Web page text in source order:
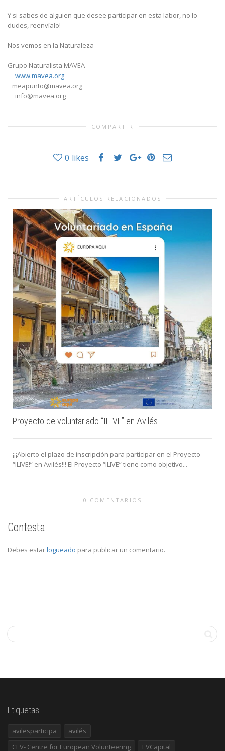
Y si sabes de alguien que desee participar en esta labor, no lo
dudes, reenvíalo!
Nos vemos en la Naturaleza
—
Grupo Naturalista MAVEA
www.mavea.org
meapunto@mavea.org
info@mavea.org
COMPARTIR
0 likes
ARTÍCULOS RELACIONADOS
Proyecto de voluntariado “ILIVE” en Avilés
¡¡¡Abierto el plazo de inscripción para participar en el Proyecto
“ILIVE!” en Avilés!!! El Proyecto “ILIVE” tiene como objetivo...
0 COMENTARIOS
Contesta
Debes estarlogueado para publicar un comentario.
Etiquetas
avilesparticipa
avilés
CEV- Centre for European Volunteering
EVCapital